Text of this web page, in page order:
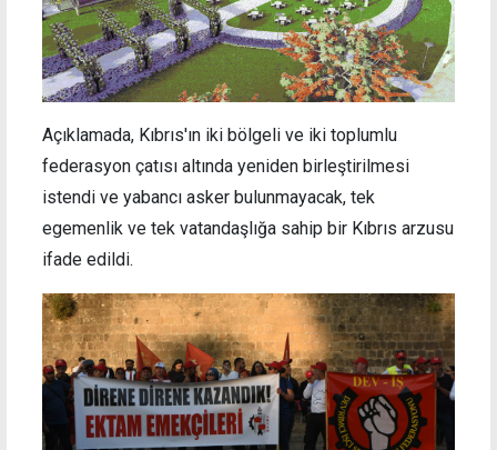
Açıklamada, Kıbrıs'ın iki bölgeli ve iki toplumlu
federasyon çatısı altında yeniden birleştirilmesi
istendi ve yabancı asker bulunmayacak, tek
egemenlik ve tek vatandaşlığa sahip bir Kıbrıs arzusu
ifade edildi.